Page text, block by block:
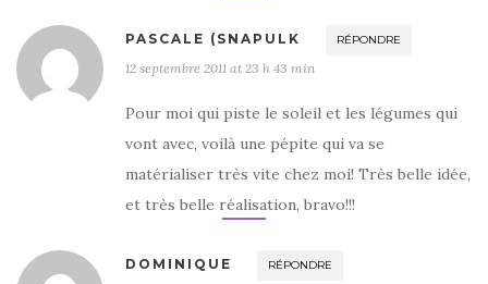
PASCALE (SNAPULK RÉPONDRE
12 septembre 2011 at 23 h 43 min
Pour moi qui piste le soleil et les légumes qui
vont avec, voilà une pépite qui va se
matérialiser très vite chez moi! Très belle idée,
et très belle réalisation, bravo!!!
DOMINIQUE RÉPONDRE